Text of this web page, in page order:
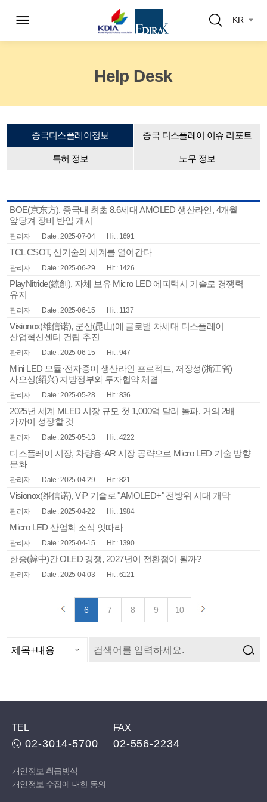
KR
Help Desk
중국디스플레이정보 중국 디스플레이 이슈 리포트
특허 정보 노무 정보
BOE(京东方), 중국내 최초 8.6세대 AMOLED 생산라인, 4개월
앞당겨 장비 반입 개시
관리자 Date : 2025-07-04 Hit : 1691
TCL CSOT, 신기술의 세계를 열어간다
관리자 Date : 2025-06-29 Hit : 1426
PlayNitride(錼創), 자체 보유 Micro LED 에피택시 기술로 경쟁력
유지
관리자 Date : 2025-06-15 Hit : 1137
Visionox(维信诺), 쿤산(昆山)에 글로벌 차세대 디스플레이
산업혁신센터 건립 추진
관리자 Date : 2025-06-15 Hit : 947
Mini LED 모듈·전자종이 생산라인 프로젝트, 저장성(浙江省)
사오싱(绍兴) 지방정부와 투자협약 체결
관리자 Date : 2025-05-28 Hit : 836
2025년 세계 MLED 시장 규모 첫 1,000억 달러 돌파, 거의 2배
가까이 성장할 것
관리자 Date : 2025-05-13 Hit : 4222
디스플레이 시장, 차량용·AR 시장 공략으로 Micro LED 기술 방향
분화
관리자 Date : 2025-04-29 Hit : 821
Visionox(维信诺), ViP 기술로 "AMOLED+" 전방위 시대 개막
관리자 Date : 2025-04-22 Hit : 1984
Micro LED 산업화 소식 잇따라
관리자 Date : 2025-04-15 Hit : 1390
한중(韓中)간 OLED 경쟁, 2027년이 전환점이 될까?
관리자 Date : 2025-04-03 Hit : 6121
6 7 8 9 10
TEL
02-3014-5700
FAX
02-556-2234
개인정보 취급방식
개인정보 수집에 대한 동의